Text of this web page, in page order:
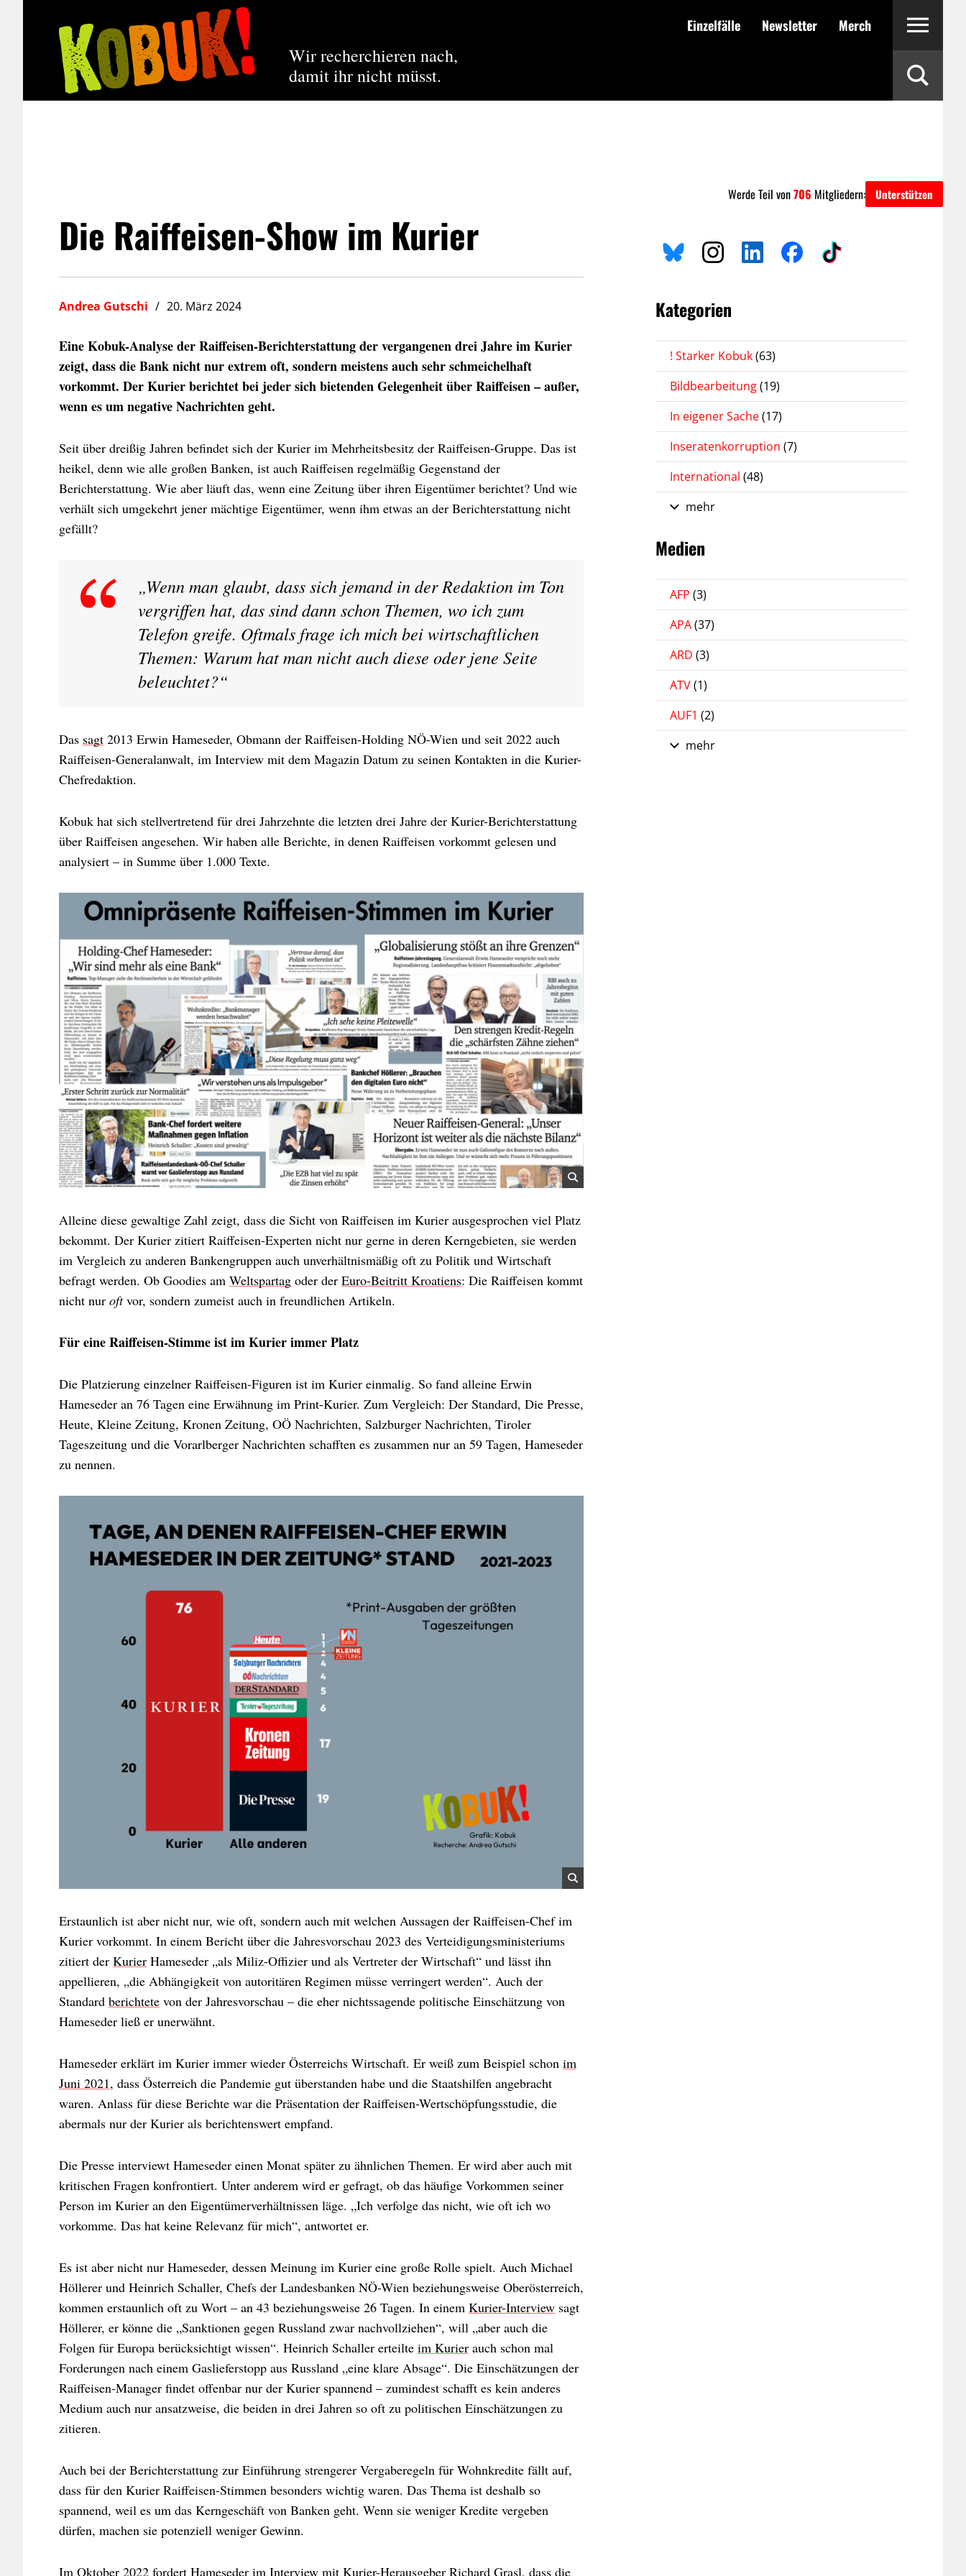
Wir recherchieren nach,
damit ihr nicht müsst.
Einzelfälle Newsletter Merch
Werde Teil von706 Mitgliedern: Unterstützen
Kategorien
! Starker Kobuk(63)
Bildbearbeitung(19)
In eigener Sache(17)
Inseratenkorruption (7)
International (48)
mehr
Medien
AFP (3)
APA(37)
ARD (3)
ATV(1)
AUF1 (2)
mehr
Die Raiffeisen-Show im Kurier
Andrea Gutschi 20. März 2024
Eine Kobuk-Analyse der Raiffeisen-Berichterstattung der vergangenen drei Jahre im Kurier
zeigt, dass die Bank nicht nur extrem oft, sondern meistens auch sehr schmeichelhaft
vorkommt. Der Kurier berichtet bei jeder sich bietenden Gelegenheit über Raiffeisen – außer,
wenn es um negative Nachrichten geht.
Seit über dreißig Jahren befindet sich der Kurier im Mehrheitsbesitz der Raiffeisen-Gruppe. Das ist
heikel, denn wie alle großen Banken, ist auch Raiffeisen regelmäßig Gegenstand der
Berichterstattung. Wie aber läuft das, wenn eine Zeitung über ihren Eigentümer berichtet? Und wie
verhält sich umgekehrt jener mächtige Eigentümer, wenn ihm etwas an der Berichterstattung nicht
gefällt?
„Wenn man glaubt, dass sich jemand in der Redaktion im Ton
vergriffen hat, das sind dann schon Themen, wo ich zum
Telefon greife. Oftmals frage ich mich bei wirtschaftlichen
Themen: Warum hat man nicht auch diese oder jene Seite
beleuchtet?“
Das sagt 2013 Erwin Hameseder, Obmann der Raiffeisen-Holding NÖ-Wien und seit 2022 auch
Raiffeisen-Generalanwalt, im Interview mit dem Magazin Datum zu seinen Kontakten in die Kurier-
Chefredaktion.
Kobuk hat sich stellvertretend für drei Jahrzehnte die letzten drei Jahre der Kurier-Berichterstattung
über Raiffeisen angesehen. Wir haben alle Berichte, in denen Raiffeisen vorkommt gelesen und
analysiert – in Summe über 1.000 Texte.
Alleine diese gewaltige Zahl zeigt, dass die Sicht von Raiffeisen im Kurier ausgesprochen viel Platz
bekommt. Der Kurier zitiert Raiffeisen-Experten nicht nur gerne in deren Kerngebieten, sie werden
im Vergleich zu anderen Bankengruppen auch unverhältnismäßig oft zu Politik und Wirtschaft
befragt werden. Ob Goodies am Weltspartag oder der Euro-Beitritt Kroatiens: Die Raiffeisen kommt
nicht nur oftvor, sondern zumeist auch in freundlichen Artikeln.
Für eine Raiffeisen-Stimme ist im Kurier immer Platz
Die Platzierung einzelner Raiffeisen-Figuren ist im Kurier einmalig. So fand alleine Erwin
Hameseder an 76 Tagen eine Erwähnung im Print-Kurier. Zum Vergleich: Der Standard, Die Presse,
Heute, Kleine Zeitung, Kronen Zeitung, OÖ Nachrichten, Salzburger Nachrichten, Tiroler
Tageszeitung und die Vorarlberger Nachrichten schafften es zusammen nur an 59 Tagen, Hameseder
zu nennen.
Erstaunlich ist aber nicht nur, wie oft, sondern auch mit welchen Aussagen der Raiffeisen-Chef im
Kurier vorkommt. In einem Bericht über die Jahresvorschau 2023 des Verteidigungsministeriums
zitiert der Kurier Hameseder „als Miliz-Offizier und als Vertreter der Wirtschaft“ und lässt ihn
appellieren, „die Abhängigkeit von autoritären Regimen müsse verringert werden“. Auch der
Standard berichtete von der Jahresvorschau – die eher nichtssagende politische Einschätzung von
Hameseder ließ er unerwähnt.
Hameseder erklärt im Kurier immer wieder Österreichs Wirtschaft. Er weiß zum Beispiel schon im
Juni 2021, dass Österreich die Pandemie gut überstanden habe und die Staatshilfen angebracht
waren. Anlass für diese Berichte war die Präsentation der Raiffeisen-Wertschöpfungsstudie, die
abermals nur der Kurier als berichtenswert empfand.
Die Presse interviewt Hameseder einen Monat später zu ähnlichen Themen. Er wird aber auch mit
kritischen Fragen konfrontiert. Unter anderem wird er gefragt, ob das häufige Vorkommen seiner
Person im Kurier an den Eigentümerverhältnissen läge. „Ich verfolge das nicht, wie oft ich wo
vorkomme. Das hat keine Relevanz für mich“, antwortet er.
Es ist aber nicht nur Hameseder, dessen Meinung im Kurier eine große Rolle spielt. Auch Michael
Höllerer und Heinrich Schaller, Chefs der Landesbanken NÖ-Wien beziehungsweise Oberösterreich,
kommen erstaunlich oft zu Wort – an 43 beziehungsweise 26 Tagen. In einem Kurier-Interview sagt
Höllerer, er könne die „Sanktionen gegen Russland zwar nachvollziehen“, will „aber auch die
Folgen für Europa berücksichtigt wissen“. Heinrich Schaller erteilte im Kurier auch schon mal
Forderungen nach einem Gaslieferstopp aus Russland „eine klare Absage“. Die Einschätzungen der
Raiffeisen-Manager findet offenbar nur der Kurier spannend – zumindest schafft es kein anderes
Medium auch nur ansatzweise, die beiden in drei Jahren so oft zu politischen Einschätzungen zu
zitieren.
Auch bei der Berichterstattung zur Einführung strengerer Vergaberegeln für Wohnkredite fällt auf,
dass für den Kurier Raiffeisen-Stimmen besonders wichtig waren. Das Thema ist deshalb so
spannend, weil es um das Kerngeschäft von Banken geht. Wenn sie weniger Kredite vergeben
dürfen, machen sie potenziell weniger Gewinn.
Im Oktober 2022 fordert Hameseder im Interview mit Kurier-Herausgeber Richard Grasl, dass die